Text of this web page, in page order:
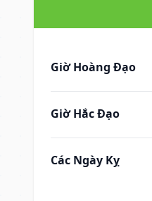
Giờ Hoàng Đạo
Giờ Hắc Đạo
Các Ngày Kỵ